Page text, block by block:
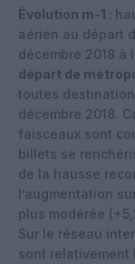
Évolution m-1 :
aérien au départ
décembre 2018 à
départ de
toutes
décembre 2018.
faisceaux sont
billets se
de la hausse
l’augmentation
plus modérée
Sur le réseau
sont relativement